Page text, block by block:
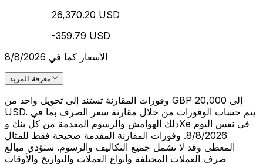
26,370.20 USD
-359.79 USD
الأسعار كما في 8/8/2026
معرفة المزيد
وفورات المقارنة تستند إلى تحويل واحد من GBP 20,000 إلى
USD. يتم حساب الوفورات من خلال مقارنة سعر الصرف بما في
ذلك الهوامش والرسوم المقدمة من كل بنك وXe في نفس اليوم
8/8/2026. وفورات المقارنة المقدمة صحيحة فقط للمثال
المعطى وقد لا تشمل جميع التكاليف والرسوم. ستؤدي مبالغ
صرف العملات المختلفة وأنواع العملات والتواريخ والأوقات